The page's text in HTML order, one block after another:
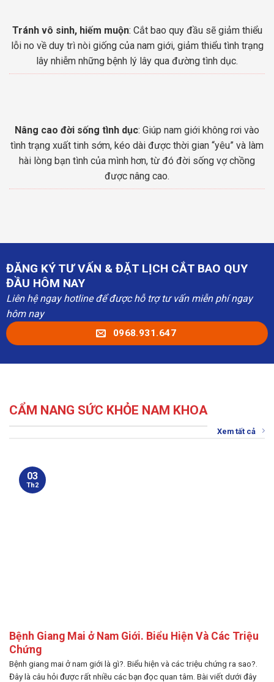
Tránh vô sinh, hiếm muộn: Cắt bao quy đầu sẽ giảm thiểu
lỗi no về duy trì nòi giống của nam giới, giảm thiểu tình trạng
lây nhiễm những bệnh lý lây qua đường tình dục.
Nâng cao đời sống tình dục: Giúp nam giới không rơi vào
tình trạng xuất tinh sớm, kéo dài được thời gian “yêu” và làm
hài lòng bạn tình của mình hơn, từ đó đời sống vợ chồng
được nâng cao.
ĐĂNG KÝ TƯ VẤN & ĐẶT LỊCH CẮT BAO QUY
ĐẦU HÔM NAY
Liên hệ ngay hotline để được hỗ trợ tư vấn miễn phí ngay
hôm nay
0968.931.647
CẨM NANG SỨC KHỎE NAM KHOA
Xem tất cả
Bệnh Giang Mai ở Nam Giới. Biểu Hiện Và Các Triệu
Chứng
Bệnh giang mai ở nam giới là gì?. Biểu hiện và các triệu chứng ra sao?.
Đây là câu hỏi được rất nhiều các bạn đọc quan tâm. Bài viết dưới đây
03
Th2